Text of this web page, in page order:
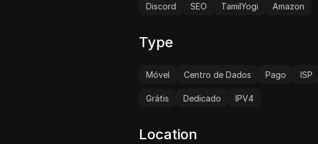
Discord SEO TamilYogi Amazon
Type
Móvel Centro de Dados Pago ISP
Grátis Dedicado IPV4
Location